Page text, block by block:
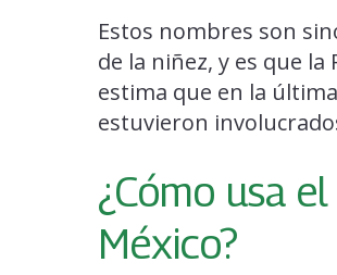
Estos nombres son
de la niñez, y es que
estima que en la
estuvieron
¿Cómo usa
México?